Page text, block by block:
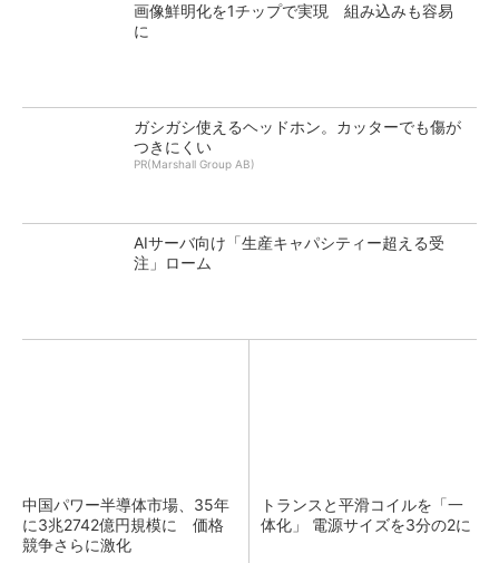
画像鮮明化を1チップで実現 組み込みも容易
に
ガシガシ使えるヘッドホン。カッターでも傷が
つきにくい
PR(Marshall Group AB)
AIサーバ向け「生産キャパシティー超える受
注」ローム
中国パワー半導体市場、35年
に3兆2742億円規模に 価格
競争さらに激化
トランスと平滑コイルを「一
体化」 電源サイズを3分の2に